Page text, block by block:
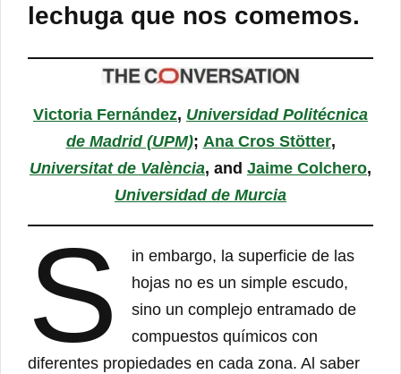
lechuga que nos comemos.
Victoria Fernández, Universidad Politécnica
de Madrid (UPM); Ana Cros Stötter,
Universitat de València, and Jaime Colchero,
Universidad de Murcia
S
in embargo, la superficie de las
hojas no es un simple escudo,
sino un complejo entramado de
compuestos químicos con
diferentes propiedades en cada zona. Al saber